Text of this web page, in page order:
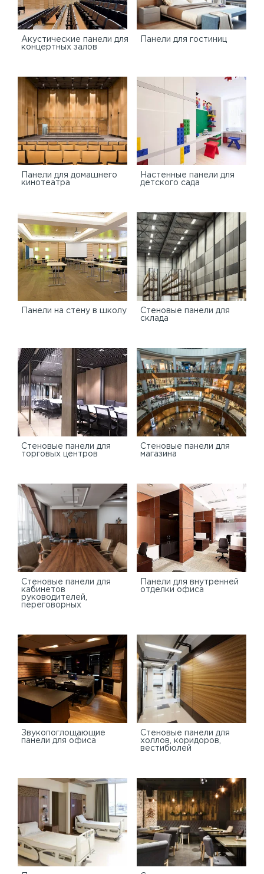
Акустические панели для
концертных залов
Панели для гостиниц
Панели для домашнего
кинотеатра
Настенные панели для
детского сада
Панели на стену в школу
Стеновые панели для
склада
Cтеновые панели для
торговых центров
Стеновые панели для
магазина
Стеновые панели для
кабинетов
руководителей,
переговорных
Панели для внутренней
отделки офиса
Звукопоглощающие
панели для офиса
Стеновые панели для
холлов, коридоров,
вестибюлей